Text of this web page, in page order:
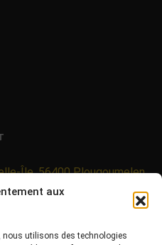
aux
nous utilisons des technologies
Île, 56400 Plougoumelen
rouleaux.com